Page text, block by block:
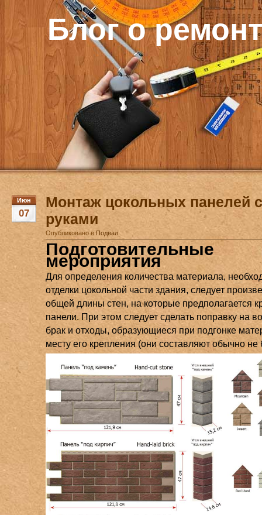
Блог о
Июн
07
Монтаж цокольных панелей
руками
Опубликовано вПодвал
Подготовительные
мероприятия
Для определения количества материала,
отделки цокольной части здания, следует
общей длины стен, на которые предполагается
панели. При этом следует сделать поправку на
брак и отходы, образующиеся при подгонке
месту его крепления (они составляют обычно не